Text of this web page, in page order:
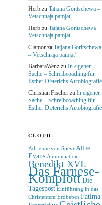
Herbzu Tatjana Goritschewa –
Vetschnaja pamjat‘
Herbzu Tatjana Goritschewa –
Vetschnaja pamjat‘
Clamorzu Tatjana Goritschewa
– Vetschnaja pamjat‘
BarbaraWenzzu In eigener
Sache – Schreibcoaching für
Esther Dieterichs Autobiografie
Christian Fischerzu In eigener
Sache – Schreibcoaching für
Esther Dieterichs Autobiografie
CLOUD
Adrienne von Speyr Alfie
Evans Annunciation
Benedikt XVI.
Das Farnese-
Komplott Die
Tagespost Einführung in das
Christentum Erdbeben Fatima